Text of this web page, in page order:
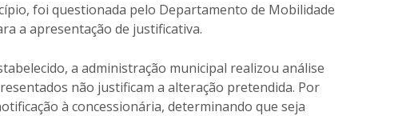
foi questionada pelo Departamento de Mobilidade
a apresentação de justificativa.
a administração municipal realizou análise
não justificam a alteração pretendida. Por
à concessionária, determinando que seja